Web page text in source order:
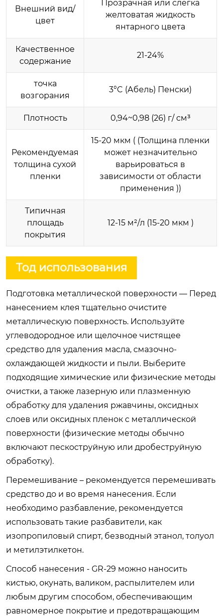
Внешний вид/
цвет
Прозрачная или слегка
желтоватая жидкость
янтарного цвета
Качественное
содержание
21-24%
точка
возгорания
3°C (Абель) Пенски)
Плотность​ 0,94~0,98 (26) г/ см³
Рекомендуемая
толщина сухой
пленки
15-20 мкм ( (Толщина пленки
может незначительно
варьироваться в
зависимости от области
применения ))
Типичная
площадь
покрытия
12-15 м²/л (15-20 мкм )
Тод использования
Подготовка металлической поверхности — Перед
нанесением клея тщательно очистите
металлическую поверхность. Используйте
углеводородное или щелочное чистящее
средство для удаления масла, смазочно-
охлаждающей жидкости и пыли. Выберите
подходящие химические или физические методы
очистки, а также лазерную или плазменную
обработку для удаления ржавчины, оксидных
слоев или оксидных пленок с металлической
поверхности (физические методы обычно
включают пескоструйную или дробеструйную
обработку).
Перемешивание – рекомендуется перемешивать
средство до и во время нанесения. Если
необходимо разбавление, рекомендуется
использовать такие разбавители, как
изопропиловый спирт, безводный этанол, толуол
и метилэтилкетон.
Способ нанесения - GR-29 можно наносить
кистью, окунать, валиком, распылителем или
любым другим способом, обеспечивающим
равномерное покрытие и предотвращающим